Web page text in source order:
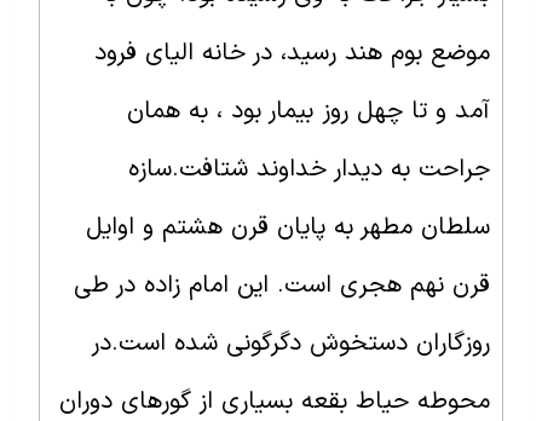
موضع بوم هند رسید، در خانه الیای فرود
آمد و تا چهل روز بیمار بود ، به همان
جراحت به دیدار خداوند شتافت.سازه
سلطان مطهر به پایان قرن هشتم و اوایل
قرن نهم هجری است. این امام زاده در طی
روزگاران دستخوش دگرگونی شده است.در
محوطه حیاط بقعه بسیاری از گورهای دوران